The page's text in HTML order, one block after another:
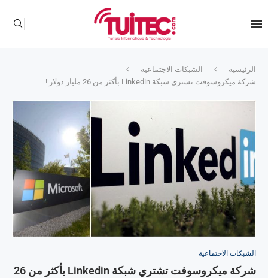
الرئيسية
الشبكات الاجتماعية
شركة ميكروسوفت تشتري شبكة Linkedin بأكثر من 26 مليار دولار !
الشبكات الاجتماعية
شركة ميكروسوفت تشتري شبكة Linkedin بأكثر من 26